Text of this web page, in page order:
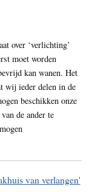
over ‘verlichting’
moet worden
kan wanen. Het
wij ieder delen in de
beschikken onze
de ander te
van verlangen'